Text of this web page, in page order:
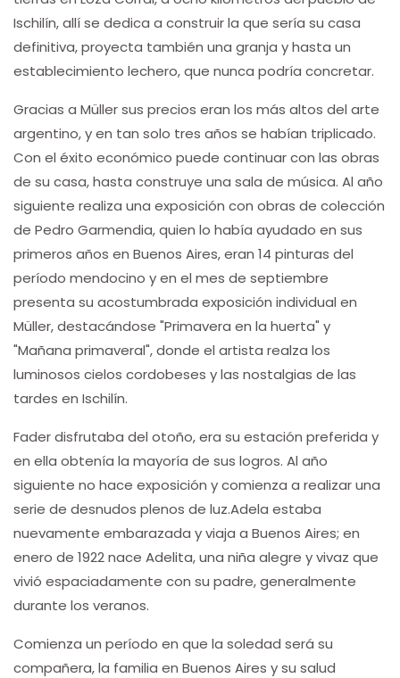
Ischilín, allí se dedica a construir la que sería su casa
definitiva, proyecta también una granja y hasta un
establecimiento lechero, que nunca podría concretar.
Gracias a Müller sus precios eran los más altos del arte
argentino, y en tan solo tres años se habían triplicado.
Con el éxito económico puede continuar con las obras
de su casa, hasta construye una sala de música. Al año
siguiente realiza una exposición con obras de colección
de Pedro Garmendia, quien lo había ayudado en sus
primeros años en Buenos Aires, eran 14 pinturas del
período mendocino y en el mes de septiembre
presenta su acostumbrada exposición individual en
Müller, destacándose "Primavera en la huerta" y
"Mañana primaveral", donde el artista realza los
luminosos cielos cordobeses y las nostalgias de las
tardes en Ischilín.
Fader disfrutaba del otoño, era su estación preferida y
en ella obtenía la mayoría de sus logros. Al año
siguiente no hace exposición y comienza a realizar una
serie de desnudos plenos de luz.Adela estaba
nuevamente embarazada y viaja a Buenos Aires; en
enero de 1922 nace Adelita, una niña alegre y vivaz que
vivió espaciadamente con su padre, generalmente
durante los veranos.
Comienza un período en que la soledad será su
compañera, la familia en Buenos Aires y su salud